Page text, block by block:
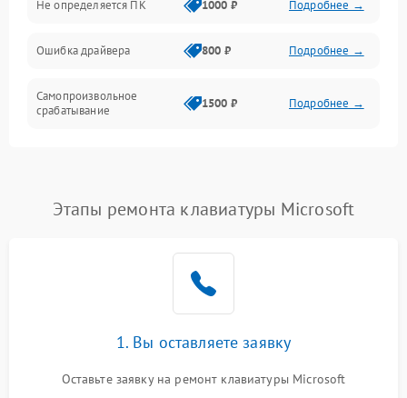
Не определяется ПК 1000 ₽ Подробнее →
Ошибка драйвера 800 ₽ Подробнее →
Самопроизвольное
срабатывание
1500 ₽ Подробнее →
Этапы ремонта клавиатуры Microsoft
1. Вы оставляете заявку
Оставьте заявку на ремонт клавиатуры Microsoft